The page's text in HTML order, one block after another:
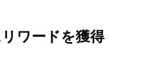
ワードを獲得